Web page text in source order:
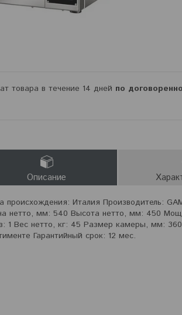
товара в течение 14 дней по
Описание
происхождения: Италия Производитель:
нетто, мм: 540 Высота нетто, мм: 450
1 Вес нетто, кг: 45 Размер камеры, мм:
Гарантийный срок: 12 мес.